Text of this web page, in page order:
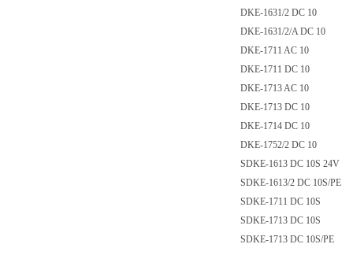
DKE-1631/2 DC 10
DKE-1631/2/A DC 10
DKE-1711 AC 10
DKE-1711 DC 10
DKE-1713 AC 10
DKE-1713 DC 10
DKE-1714 DC 10
DKE-1752/2 DC 10
SDKE-1613 DC 10S 24V
SDKE-1613/2 DC 10S/PE
SDKE-1711 DC 10S
SDKE-1713 DC 10S
SDKE-1713 DC 10S/PE